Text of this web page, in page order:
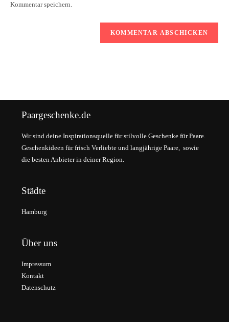
Kommentar speichern.
Paargeschenke.de
Wir sind deine Inspirationsquelle für stilvolle Geschenke für Paare.
Geschenkideen für frisch Verliebte und langjährige Paare, sowie
die besten Anbieter in deiner Region.
Städte
Hamburg
Über uns
Impressum
Kontakt
Datenschutz